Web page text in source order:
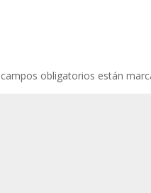
obligatorios están